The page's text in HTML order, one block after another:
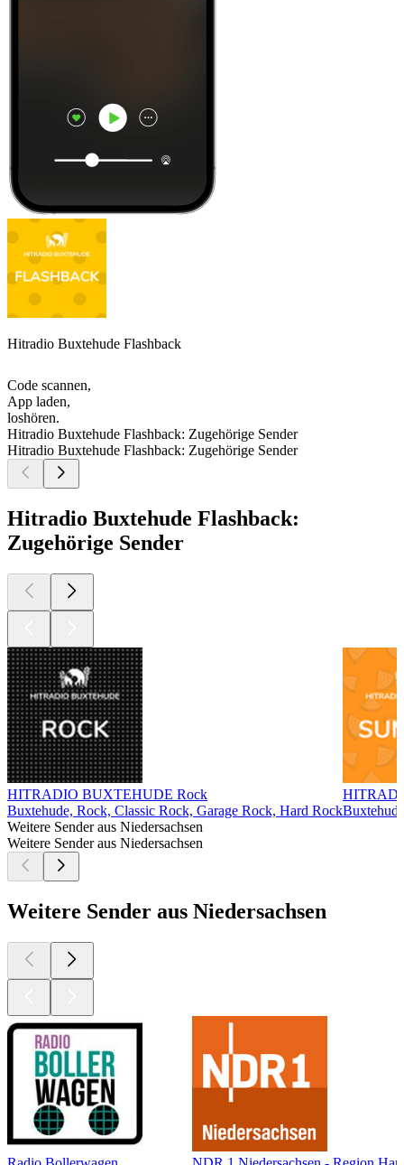
Hitradio Buxtehude Flashback
Code scannen,
App laden,
loshören.
Hitradio Buxtehude Flashback: Zugehörige Sender
Hitradio Buxtehude Flashback: Zugehörige Sender
Hitradio Buxtehude Flashback:
Zugehörige Sender
HITRADIO BUXTEHUDE Rock
Buxtehude, Rock, Classic Rock, Garage Rock, Hard Rock
Weitere Sender aus Niedersachsen
Weitere Sender aus Niedersachsen
Weitere Sender aus Niedersachsen